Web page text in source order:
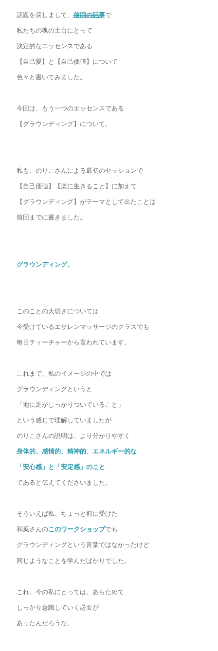
話題を戻しまして、前回の記事で
私たちの魂の土台にとって
決定的なエッセンスである
【自己愛】と【自己価値】について
色々と書いてみました。
今回は、もう一つのエッセンスである
【グラウンディング】について。
私も、のりこさんによる最初のセッションで
【自己価値】【楽に生きること】に加えて
【グラウンディング】がテーマとして出たことは
前回までに書きました。
グラウンディング。
このことの大切さについては
今受けているエサレンマッサージのクラスでも
毎日ティーチャーから言われています。
これまで、私のイメージの中では
グラウンディングというと
「地に足がしっかりついていること」
という感じで理解していましたが
のりこさんの説明は、より分かりやすく
身体的、感情的、精神的、エネルギー的な
「安心感」と「安定感」のこと
であると伝えてくださいました。
そういえば私、ちょっと前に受けた
和葉さんのこのワークショップでも
グラウンディングという言葉ではなかったけど
同じようなことを学んだばかりでした。
これ、今の私にとっては、あらためて
しっかり意識していく必要が
あったんだろうな。